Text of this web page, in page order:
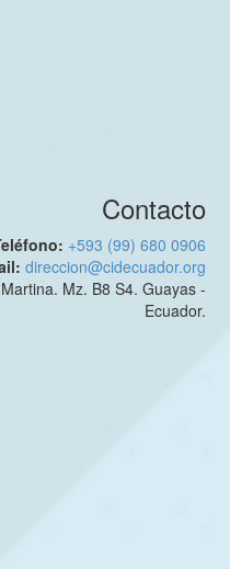
Contacto
+593 (99) 680 0906
direccion@cidecuador.org
Mz. B8 S4. Guayas -
Ecuador.